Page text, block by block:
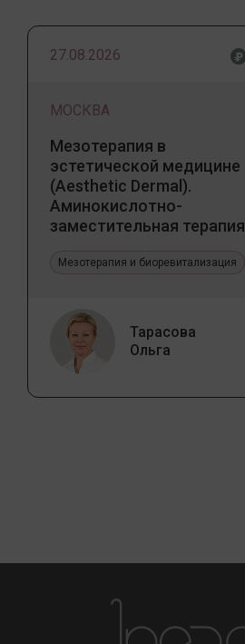
27.08.2026
МОСКВА
Мезотерапия в
эстетической медицине
(Aesthetic Dermal).
Аминокислотно-
заместительная терапия
Мезотерапия и биоревитализация
Тарасова
Ольга